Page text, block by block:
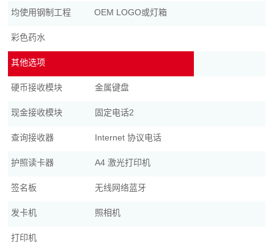
均使用钢制工程 OEM LOGO或灯箱
彩色药水
其他选项
硬币接收模块 金属键盘
现金接收模块 固定电话2
查询接收器 Internet 协议电话
护照读卡器 A4 激光打印机
签名板 无线网络蓝牙
发卡机 照相机
打印机